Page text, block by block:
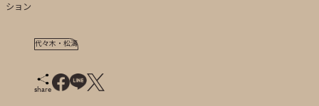
ション
代々木・松濤
share